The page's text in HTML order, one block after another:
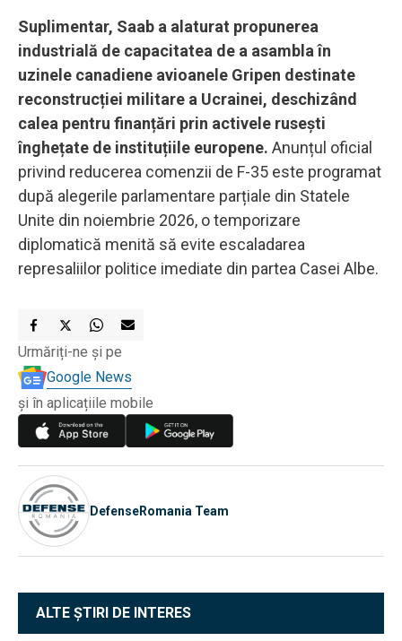
Suplimentar, Saab a alaturat propunerea
industrială de capacitatea de a asambla în
uzinele canadiene avioanele Gripen destinate
reconstrucției militare a Ucrainei, deschizând
calea pentru finanțări prin activele rusești
înghețate de instituțiile europene. Anunțul oficial
privind reducerea comenzii de F-35 este programat
după alegerile parlamentare parțiale din Statele
Unite din noiembrie 2026, o temporizare
diplomatică menită să evite escaladarea
represaliilor politice imediate din partea Casei Albe.
Urmăriți-ne și pe
Google News
și în aplicațiile mobile
DefenseRomania Team
ALTE ȘTIRI DE INTERES